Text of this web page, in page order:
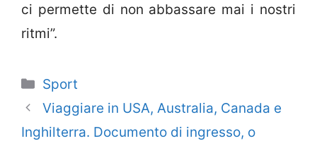
ci permette di non abbassare mai i nostri
ritmi”.
Categorie
Sport
Viaggiare in USA, Australia, Canada e
Inghilterra. Documento di ingresso, o